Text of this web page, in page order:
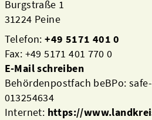
Burgstraße 1
31224 Peine
Telefon:+49 5171 401 0
Fax: +49 5171 401 770 0
E-Mail schreiben
Behördenpostfach beBPo:
013254634
Internet: https://